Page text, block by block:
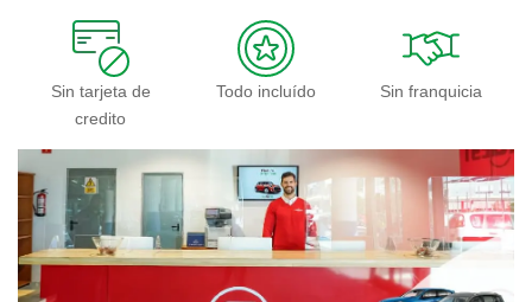
Sin tarjeta de
credito
Todo incluído Sin franquicia